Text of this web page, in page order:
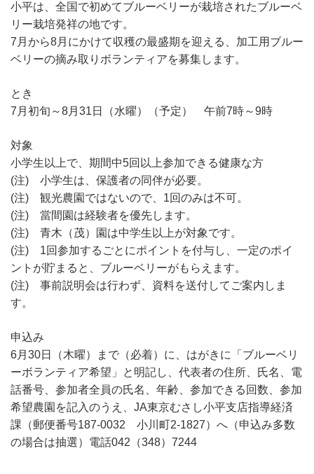
小平は、全国で初めてブルーベリーが栽培されたブルーベ
リー栽培発祥の地です。
7月から8月にかけて収穫の最盛期を迎える、加工用ブルー
ベリーの摘み取りボランティアを募集します。
とき
7月初旬～8月31日（水曜）（予定） 午前7時～9時
対象
小学生以上で、期間中5回以上参加できる健康な方
(注) 小学生は、保護者の同伴が必要。
(注) 観光農園ではないので、1回のみは不可。
(注) 當間園は経験者を優先します。
(注) 青木（茂）園は中学生以上が対象です。
(注) 1回参加するごとにポイントを付与し、一定のポイ
ントが貯まると、ブルーベリーがもらえます。
(注) 事前説明会は行わず、資料を送付してご案内しま
す。
申込み
6月30日（木曜）まで（必着）に、はがきに「ブルーベリ
ーボランティア希望」と明記し、代表者の住所、氏名、電
話番号、参加者全員の氏名、年齢、参加できる回数、参加
希望農園を記入のうえ、JA東京むさし小平支店指導経済
課（郵便番号187-0032 小川町2-1827）へ（申込み多数
の場合は抽選）電話042（348）7244